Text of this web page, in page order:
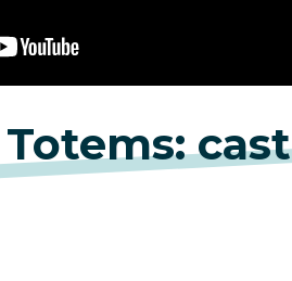
Totems: cast